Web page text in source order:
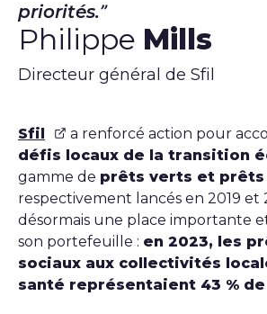
priorités.
Philippe Mills
Directeur général de Sfil
Sfil
a renforcé action pour
défis locaux de la transition
gamme de prêts verts et prêts
respectivement lancés en 2019 et
désormais une place importante
son portefeuille : en 2023, les
sociaux aux collectivités
santé représentaient 43 %